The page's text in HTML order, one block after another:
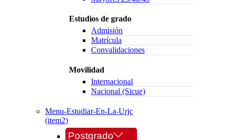
Estudios de grado
Admisión
Matrícula
Convalidaciones
Movilidad
Internacional
Nacional (Sicue)
Menu-Estudiar-En-La-Urjc
(item2)
Postgrado